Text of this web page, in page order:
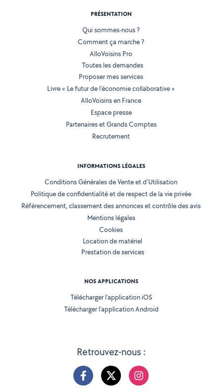
Retrouvez-nous :
PRÉSENTATION
Qui sommes-nous ?
Comment ça marche ?
AlloVoisins Pro
Toutes les demandes
Proposer mes services
Livre « Le futur de l'économie collaborative »
AlloVoisins en France
Espace presse
Partenaires et Grands Comptes
Recrutement
INFORMATIONS LÉGALES
Conditions Générales de Vente et d'Utilisation
Politique de confidentialité et de respect de la vie privée
Référencement, classement des annonces et contrôle des avis
Mentions légales
Cookies
Location de matériel
Prestation de services
NOS APPLICATIONS
Télécharger l’application iOS
Télécharger l’application Android